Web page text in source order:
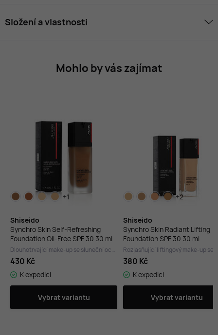
Složení a vlastnosti
Mohlo by vás zajímat
Shiseido
Synchro Skin Self-Refreshing
Foundation Oil-Free SPF 30 30 ml
Dlouhotrvající make-up se sluneční ochranou
430 Kč
K expedici
Vybrat variantu
+1
Shiseido
Synchro Skin Radiant Lifting
Foundation SPF 30 30 ml
380 Kč
K expedici
Vybrat variantu
+2